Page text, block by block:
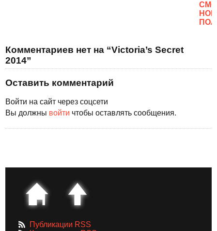
Комментариев нет на “Victoria’s Secret
2014”
Оставить комментарий
Войти на сайт через соцсети
Вы должны войти чтобы оставлять сообщения.
Публикации RSS